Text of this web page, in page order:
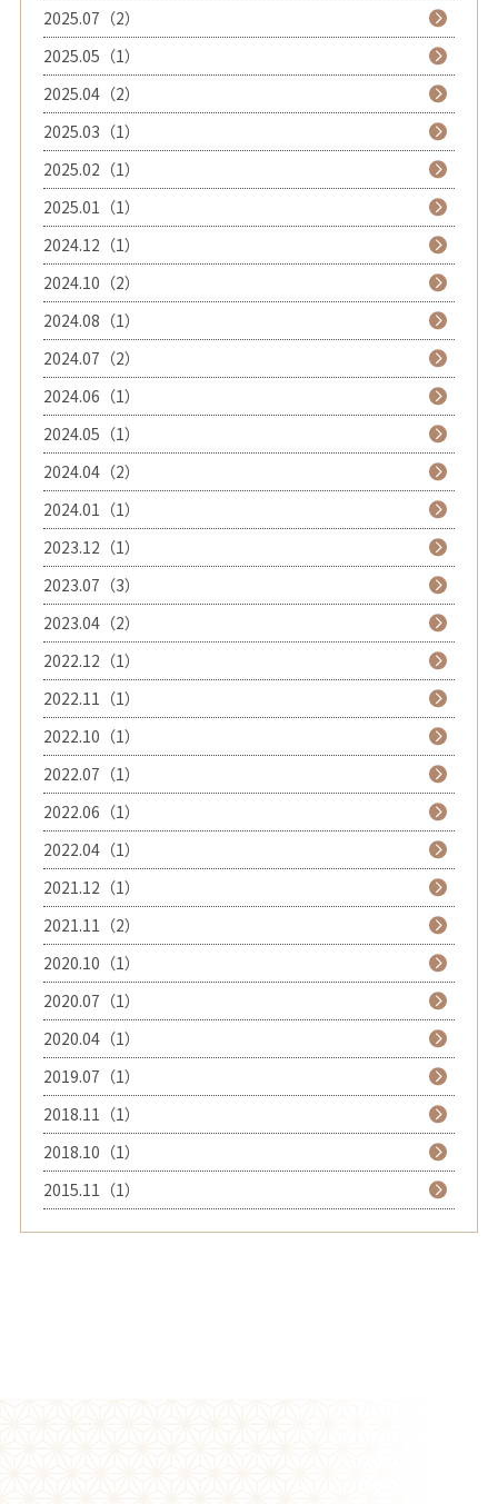
2025.07（2）
2025.05（1）
2025.04（2）
2025.03（1）
2025.02（1）
2025.01（1）
2024.12（1）
2024.10（2）
2024.08（1）
2024.07（2）
2024.06（1）
2024.05（1）
2024.04（2）
2024.01（1）
2023.12（1）
2023.07（3）
2023.04（2）
2022.12（1）
2022.11（1）
2022.10（1）
2022.07（1）
2022.06（1）
2022.04（1）
2021.12（1）
2021.11（2）
2020.10（1）
2020.07（1）
2020.04（1）
2019.07（1）
2018.11（1）
2018.10（1）
2015.11（1）